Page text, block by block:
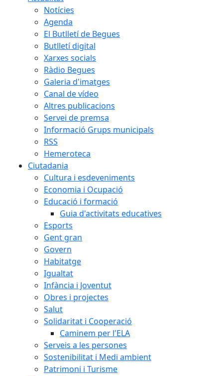
Notícies
Agenda
El Butlletí de Begues
Butlletí digital
Xarxes socials
Ràdio Begues
Galeria d'imatges
Canal de vídeo
Altres publicacions
Servei de premsa
Informació Grups municipals
RSS
Hemeroteca
Ciutadania
Cultura i esdeveniments
Economia i Ocupació
Educació i formació
Guia d'activitats educatives
Esports
Gent gran
Govern
Habitatge
Igualtat
Infància i Joventut
Obres i projectes
Salut
Solidaritat i Cooperació
Caminem per l'ELA
Serveis a les persones
Sostenibilitat i Medi ambient
Patrimoni i Turisme